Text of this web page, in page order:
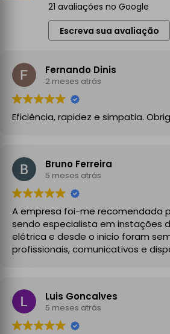
21 avaliações no Google
Escreva sua avaliação
Fernando Dinis
2 meses atrás
Eficiência, rapidez e simpatia.
Bruno Ferreira
5 meses atrás
A empresa foi-me recomendada
sendo especialista em instações
elétrica e desde o inicio foram
profissionais, comunicativos e
A instalação de tomada
partilhada correu na perfeição e
combinados, sendo que fizeram
explicações necessárias.
Luis Goncalves
5 meses atrás